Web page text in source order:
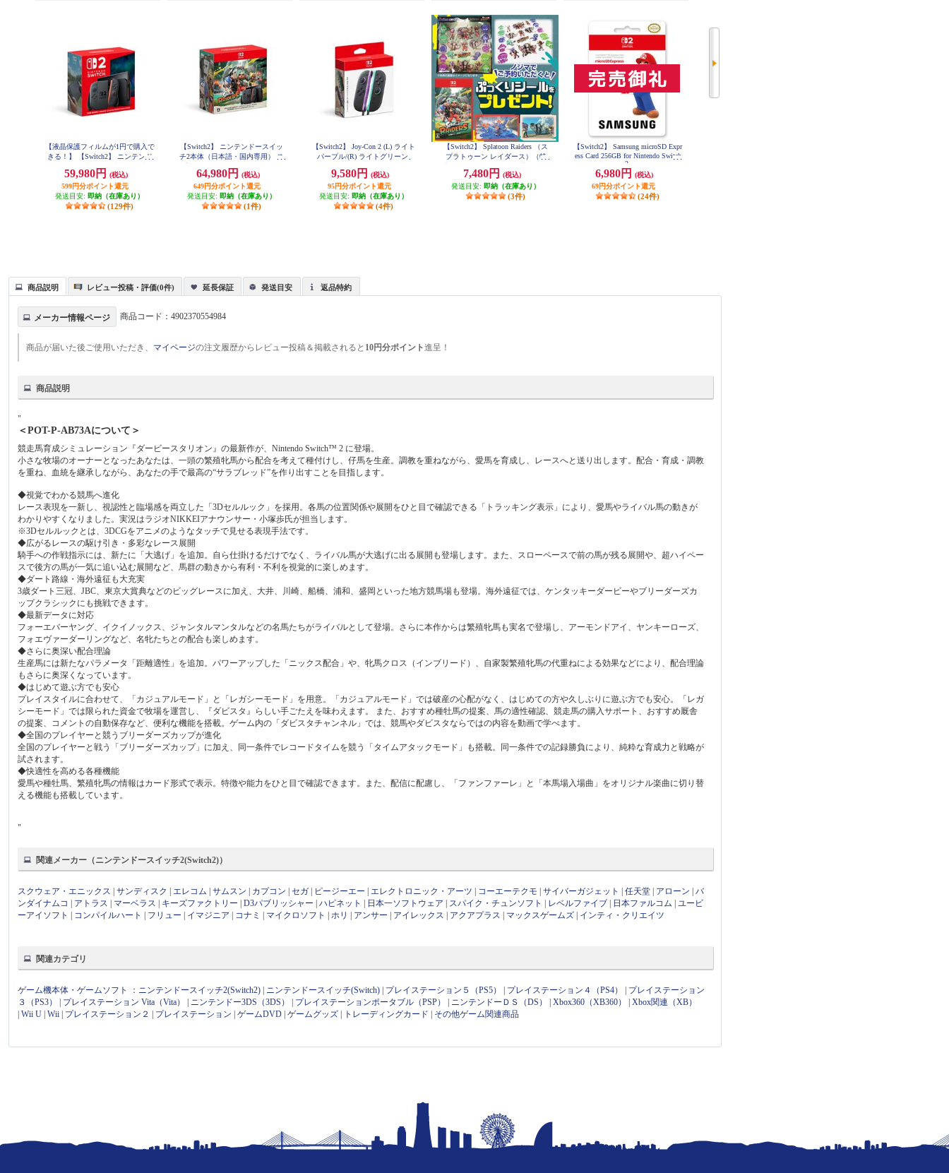
【液晶保護フィルムが1円で購入で
きる！】 【Switch2】 ニンテンド
用）
59,980円
(税込)
599円分ポイント還元
発送目安: 即納（在庫あり）
(129件)
【Switch2】 ニンテンドースイッ
チ2本体（日本語・国内専用） ス
（特典：クッション付き ※シー
ルは付きません）
64,980円
(税込)
649円分ポイント還元
発送目安: 即納（在庫あり）
(1件)
【Switch2】 Joy-Con 2 (L) ライト
パープル/(R) ライトグリーン
9,580円
(税込)
95円分ポイント還元
発送目安: 即納（在庫あり）
(4件)
【Switch2】 Splatoon Raiders （ス
プラトゥーン レイダース）（特
くりシール 付き）
7,480円
(税込)
発送目安: 即納（在庫あり）
(3件)
【Switch2】 Samsung microSD Expr
ess Card 256GB for Nintendo Switch
2
6,980円
(税込)
69円分ポイント還元
(24件)
商品説明 レビュー投稿・評価(0件) 延長保証 発送目安 返品特約
メーカー情報ページ 商品コード：4902370554984
商品が届いた後ご使用いただき、 マイページの注文履歴からレビュー投稿＆掲載されると 10円分ポイント進呈！
商品説明
"
＜POT-P-AB73Aについて＞
競走馬育成シミュレーション『ダービースタリオン』の最新作が、Nintendo Switch™ 2 に登場。
小さな牧場のオーナーとなったあなたは、一頭の繁殖牝馬から配合を考えて種付けし、仔馬を生産。調教を重ねながら、愛馬を育成し、レースへと送り出します。配合・育成・調教
を重ね、血統を継承しながら、あなたの手で最高の“サラブレッド”を作り出すことを目指します。
◆視覚でわかる競馬へ進化
レース表現を一新し、視認性と臨場感を両立した「3Dセルルック」を採用。各馬の位置関係や展開をひと目で確認できる「トラッキング表示」により、愛馬やライバル馬の動きが
わかりやすくなりました。実況はラジオNIKKEIアナウンサー・小塚歩氏が担当します。
※3Dセルルックとは、3DCGをアニメのようなタッチで見せる表現手法です。
◆広がるレースの駆け引き・多彩なレース展開
騎手への作戦指示には、新たに「大逃げ」を追加。自ら仕掛けるだけでなく、ライバル馬が大逃げに出る展開も登場します。また、スローペースで前の馬が残る展開や、超ハイペー
スで後方の馬が一気に追い込む展開など、馬群の動きから有利・不利を視覚的に楽しめます。
◆ダート路線・海外遠征も大充実
3歳ダート三冠、JBC、東京大賞典などのビッグレースに加え、大井、川崎、船橋、浦和、盛岡といった地方競馬場も登場。海外遠征では、ケンタッキーダービーやブリーダーズカ
ップクラシックにも挑戦できます。
◆最新データに対応
フォーエバーヤング、イクイノックス、ジャンタルマンタルなどの名馬たちがライバルとして登場。さらに本作からは繁殖牝馬も実名で登場し、アーモンドアイ、ヤンキーローズ、
フォエヴァーダーリングなど、名牝たちとの配合も楽しめます。
◆さらに奥深い配合理論
生産馬には新たなパラメータ「距離適性」を追加。パワーアップした「ニックス配合」や、牝馬クロス（インブリード）、自家製繁殖牝馬の代重ねによる効果などにより、配合理論
もさらに奥深くなっています。
◆はじめて遊ぶ方でも安心
プレイスタイルに合わせて、「カジュアルモード」と「レガシーモード」を用意。「カジュアルモード」では破産の心配がなく、はじめての方や久しぶりに遊ぶ方でも安心。「レガ
シーモード」では限られた資金で牧場を運営し、『ダビスタ』らしい手ごたえを味わえます。 また、おすすめ種牡馬の提案、馬の適性確認、競走馬の購入サポート、おすすめ厩舎
の提案、コメントの自動保存など、便利な機能を搭載。ゲーム内の「ダビスタチャンネル」では、競馬やダビスタならではの内容を動画で学べます。
◆全国のプレイヤーと競うブリーダーズカップが進化
全国のプレイヤーと戦う「ブリーダーズカップ」に加え、同一条件でレコードタイムを競う「タイムアタックモード」も搭載。同一条件での記録勝負により、純粋な育成力と戦略が
試されます。
◆快適性を高める各種機能
愛馬や種牡馬、繁殖牝馬の情報はカード形式で表示。特徴や能力をひと目で確認できます。また、配信に配慮し、「ファンファーレ」と「本馬場入場曲」をオリジナル楽曲に切り替
える機能も搭載しています。
"
関連メーカー（ニンテンドースイッチ2(Switch2)）
スクウェア・エニックス |サンディスク エレコム |サムスン カプコン |セガ ピージーエー エレクトロニック・アーツ コーエーテクモ |サイバーガジェット |任天堂 アローン |バ
ンダイナムコ
アトラス マーベラス キーズファクトリー |D3パブリッシャー |ハピネット 日本一ソフトウェア スパイク・チュンソフト レベルファイブ 日本ファルコム |ユービ
ーアイソフト
コンパイルハート フリュー イマジニア コナミ マイクロソフト |ホリ アンサー アイレックス アクアプラス マックスゲームズ インティ・クリエイツ
関連カテゴリ
ゲーム機本体・ゲームソフト ： ニンテンドースイッチ2(Switch2) ニンテンドースイッチ(Switch) プレイステーション５（PS5） プレイステーション４（PS4）
プレイステーション
３（PS3）
プレイステーション Vita（Vita） ニンテンドー3DS（3DS） プレイステーションポータブル（PSP） ニンテンドーＤＳ（DS） |Xbox360（XB360） |Xbox関連（XB）
|Wii U |Wii プレイステーション２ プレイステーション |ゲームDVD |ゲームグッズ トレーディングカード その他ゲーム関連商品